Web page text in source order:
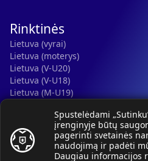
Spustelėdami
įrenginyje būtų
pagerinti svetainės
naudojimą ir padėti
Daugiau informacijos
Rinktinės
Lietuva (vyrai)
Lietuva (moterys)
Lietuva (V-U20)
Lietuva (V-U18)
Lietuva (M-U19)
Lietuva (M-U16)